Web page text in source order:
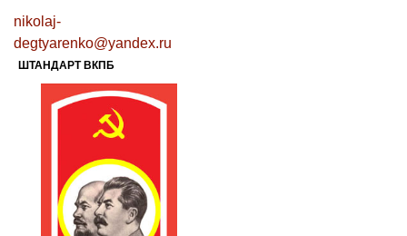
nikolaj-
degtyarenko@yandex.ru
ШТАНДАРТ ВКПБ